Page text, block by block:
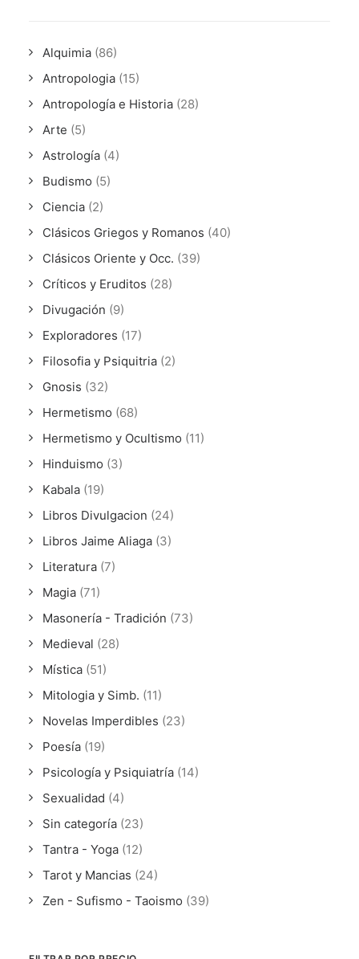
Alquimia (86)
Antropologia (15)
Antropología e Historia (28)
Arte (5)
Astrología (4)
Budismo (5)
Ciencia (2)
Clásicos Griegos y Romanos (40)
Clásicos Oriente y Occ. (39)
Críticos y Eruditos (28)
Divugación (9)
Exploradores (17)
Filosofia y Psiquitria (2)
Gnosis (32)
Hermetismo (68)
Hermetismo y Ocultismo (11)
Hinduismo (3)
Kabala (19)
Libros Divulgacion (24)
Libros Jaime Aliaga (3)
Literatura (7)
Magia (71)
Masonería - Tradición (73)
Medieval (28)
Mística (51)
Mitologia y Simb. (11)
Novelas Imperdibles (23)
Poesía (19)
Psicología y Psiquiatría (14)
Sexualidad (4)
Sin categoría (23)
Tantra - Yoga (12)
Tarot y Mancias (24)
Zen - Sufismo - Taoismo (39)